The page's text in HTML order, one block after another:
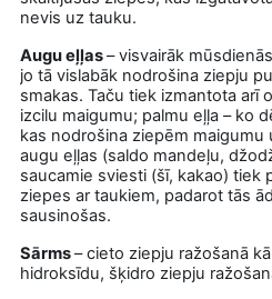
nevis uz tauku.
Augu eļļas– visvairāk
jo tā vislabāk nodrošina ziepju
smakas. Taču tiek izmantota arī
izcilu maigumu; palmu eļļa – ko
kas nodrošina ziepēm
augu eļļas (saldo mandeļu,
saucamie sviesti (šī, kakao) tiek
ziepes ar taukiem, padarot tās
sausinošas.
Sārms– cieto ziepju ražošanā
hidroksīdu, šķidro ziepju